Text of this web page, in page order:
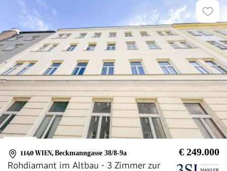
1140 WIEN, Beckmanngasse 38/8-9a € 249.000
Rohdiamant im Altbau - 3 Zimmer zur